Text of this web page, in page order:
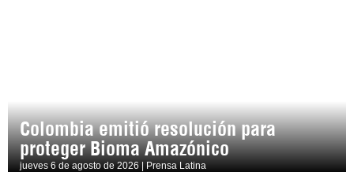
Colombia emitió resolución para
proteger Bioma Amazónico
jueves 6 de agosto de 2026 | Prensa Latina